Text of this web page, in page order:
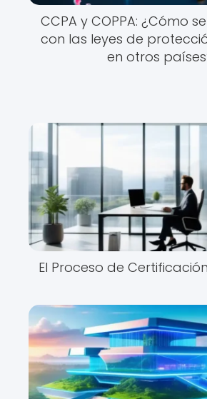
CCPA y COPPA: ¿Cómo
con las leyes de
en otros
El Proceso de